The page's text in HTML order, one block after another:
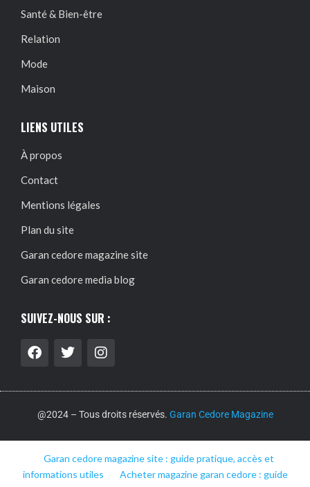
Santé & Bien-être
Relation
Mode
Maison
LIENS UTILES
À propos
Contact
Mentions légales
Plan du site
Garan cedore magazine site
Garan cedore media blog
SUIVEZ-NOUS SUR :
@2024 – Tous droits réservés. Garan Cedore Magazine
Garan cedore magazine site : guide pratique, accès et
informations utiles
Acheter magazine garan cedore : guide